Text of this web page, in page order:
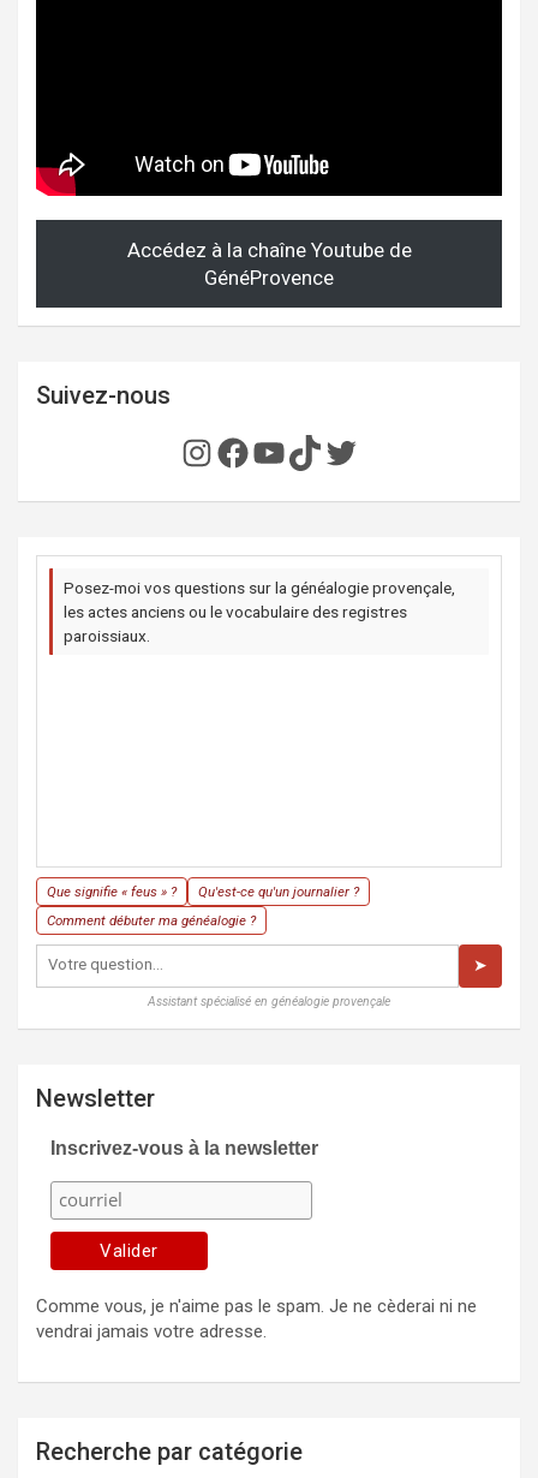
Accédez à la chaîne Youtube de
GénéProvence
Suivez-nous
Instagram
Facebook
YouTube
TikTok
Twitter
Posez-moi vos questions sur la généalogie provençale,
les actes anciens ou le vocabulaire des registres
paroissiaux.
Que signifie « feus » ?
Qu'est-ce qu'un journalier ?
Comment débuter ma généalogie ?
➤
Assistant spécialisé en généalogie provençale
Newsletter
Inscrivez-vous à la newsletter
Comme vous, je n'aime pas le spam. Je ne cèderai ni ne
vendrai jamais votre adresse.
Recherche par catégorie